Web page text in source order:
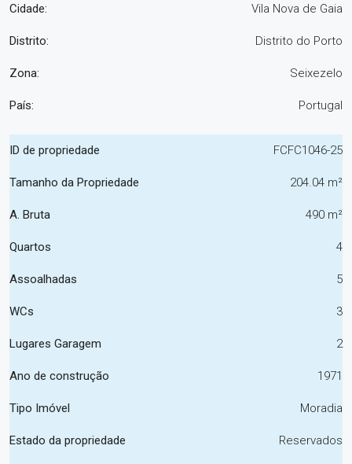
Cidade: Vila Nova de Gaia
Distrito: Distrito do Porto
Zona: Seixezelo
País: Portugal
ID de propriedade FCFC1046-25
Tamanho da Propriedade 204.04 m²
A. Bruta 490 m²
Quartos 4
Assoalhadas 5
WCs 3
Lugares Garagem 2
Ano de construção 1971
Tipo Imóvel Moradia
Estado da propriedade Reservados